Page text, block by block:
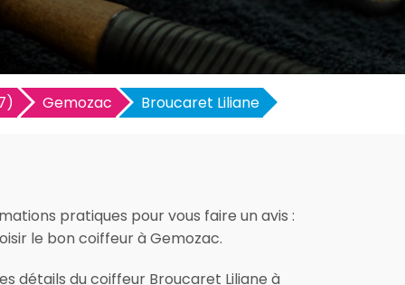
Gemozac Broucaret Liliane
pratiques pour vous faire un avis :
le bon coiffeur à Gemozac.
détails du coiffeur Broucaret Liliane à